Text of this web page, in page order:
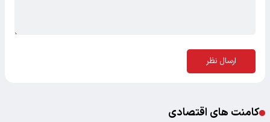
ارسال نظر
کامنت های اقتصادی